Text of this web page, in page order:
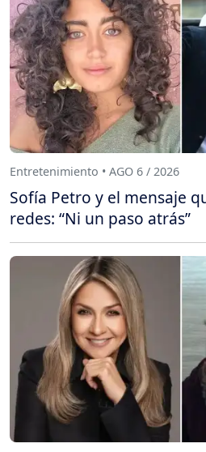
Entretenimiento • AGO 6 / 2026
Sofía Petro y el mensaje
redes: “Ni un paso atrás”